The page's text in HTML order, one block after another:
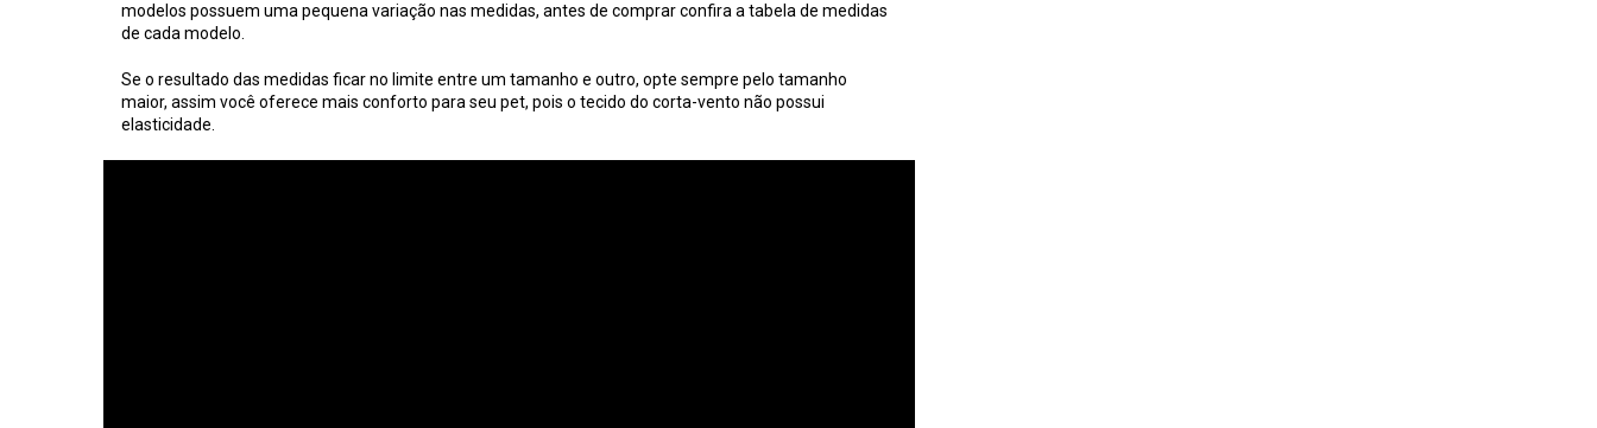
modelos possuem uma pequena variação nas medidas, antes de comprar confira a tabela de medidas
de cada modelo.
Se o resultado das medidas ficar no limite entre um tamanho e outro, opte sempre pelo tamanho
maior, assim você oferece mais conforto para seu pet, pois o tecido do corta-vento não possui
elasticidade.